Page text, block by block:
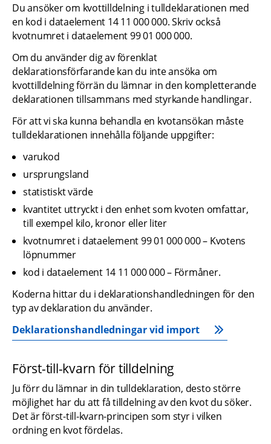
Du ansöker om kvottilldelning i tulldeklarationen med
en kod i dataelement 14 11 000 000. Skriv också
kvotnumret i dataelement 99 01 000 000.
Om du använder dig av förenklat
deklarationsförfarande kan du inte ansöka om
kvottilldelning förrän du lämnar in den kompletterande
deklarationen tillsammans med styrkande handlingar.
För att vi ska kunna behandla en kvotansökan måste
tulldeklarationen innehålla följande uppgifter:
varukod
ursprungsland
statistiskt värde
kvantitet uttryckt i den enhet som kvoten omfattar,
till exempel kilo, kronor eller liter
kvotnumret i dataelement 99 01 000 000 – Kvotens
löpnummer
kod i dataelement 14 11 000 000 – Förmåner.
Koderna hittar du i deklarationshandledningen för den
typ av deklaration du använder.
Deklarationshandledningar vid import
Först-till-kvarn för tilldelning
Ju förr du lämnar in din tulldeklaration, desto större
möjlighet har du att få tilldelning av den kvot du söker.
Det är först-till-kvarn-principen som styr i vilken
ordning en kvot fördelas.